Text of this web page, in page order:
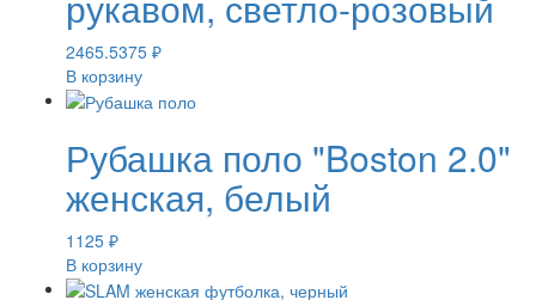
2465.5375 ₽
В корзину
Рубашка поло "Boston 2.0"
женская, белый
1125 ₽
В корзину